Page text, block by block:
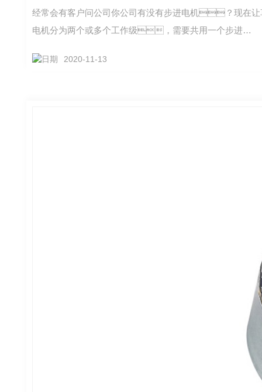
经常会有客户问公司你公司有没有步进电机？现
电机分为两个或多个工作级，需要共用一个步进…
2020-11-13